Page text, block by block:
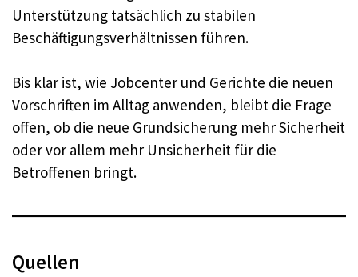
Unterstützung tatsächlich zu stabilen
Beschäftigungsverhältnissen führen.
Bis klar ist, wie Jobcenter und Gerichte die neuen
Vorschriften im Alltag anwenden, bleibt die Frage
offen, ob die neue Grundsicherung mehr Sicherheit
oder vor allem mehr Unsicherheit für die
Betroffenen bringt.
Quellen